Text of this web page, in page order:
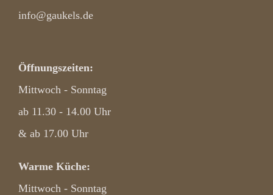
info@gaukels.de
Öffnungszeiten:
Mittwoch - Sonntag
ab 11.30 - 14.00 Uhr
& ab 17.00 Uhr
Warme Küche:
Mittwoch - Sonntag